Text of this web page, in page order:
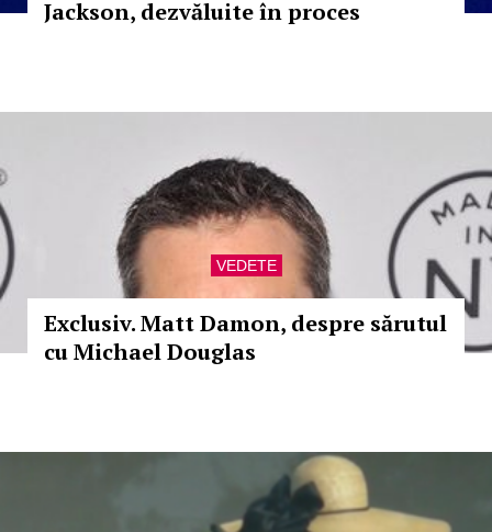
Jackson, dezvăluite în proces
VEDETE
Exclusiv. Matt Damon, despre sărutul
cu Michael Douglas